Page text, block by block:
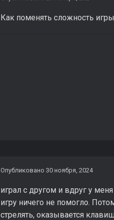
Как поменять сложность
Опубликовано 30 ноября, 2024
играл с другом и вдруг у
игру ничего не помогло.
стрелять, оказывается